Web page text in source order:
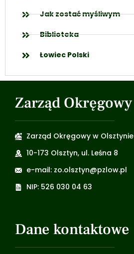
Jak zostać myśliwym
Biblioteka
Łowiec Polski
Zarząd Okręgowy
Zarząd Okręgowy w Olsztynie
10-173 Olsztyn, ul. Leśna 8
e-mail: zo.olsztyn@pzlow.pl
NIP: 526 030 04 63
Dane kontaktowe